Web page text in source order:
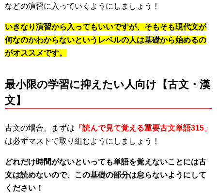
などの演習に入っていくようにしましょう！
いきなり演習から入ってもいいですが、そもそも現代文が
何なのかわからないというレベルの人は基礎から始めるの
がオススメです。
最小限の学習に抑えたい人向け【古文・漢
文】
古文の場合、まずは 「読んで見て覚える重要古文単語315」
は必ずマストで取り組むようにしましょう！
どれだけ時間がないといっても単語を覚えないことには古
文は読めないので、この基礎の部分は怠らないようにして
ください！